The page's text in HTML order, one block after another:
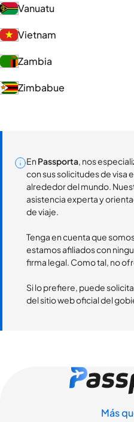
Vanuatu
Vietnam
Zambia
Zimbabue
En Passporta, nos
con sus solicitudes de visa
alrededor del mundo.
asistencia experta y
de viaje.
Tenga en cuenta que
estamos afiliados con
firma legal. Como tal, no
Si lo prefiere, puede
del sitio web oficial del
Más